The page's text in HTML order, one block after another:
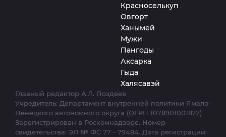
Красноселькуп
Овгорт
Ханымей
Мужи
Пангоды
Аксарка
Гыда
Халясавэй
Главный редактор А.Л. Поздеев
Учредитель: Департамент внутренней политики Ямало-
Ненецкого автономного округа (ОГРН 1078901001827)
Зарегистрирован в Роскомнадзоре. Номер
свидетельства: ЭЛ № ФС 77 - 79484. Дата регистрации: